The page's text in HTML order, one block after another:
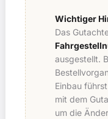
Wichtiger
Das
ausgestellt.
Einbau
mit dem
um die